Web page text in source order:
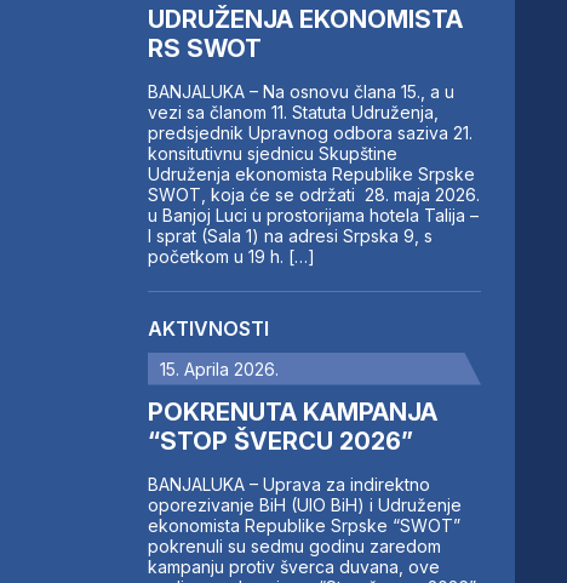
UDRUŽENJA EKONOMISTA
RS SWOT
BANJALUKA – Na osnovu člana 15., a u
vezi sa članom 11. Statuta Udruženja,
predsjednik Upravnog odbora saziva 21.
konsitutivnu sjednicu Skupštine
Udruženja ekonomista Republike Srpske
SWOT, koja će se održati 28. maja 2026.
u Banjoj Luci u prostorijama hotela Talija –
I sprat (Sala 1) na adresi Srpska 9, s
početkom u 19 h. […]
AKTIVNOSTI
15. Aprila 2026.
POKRENUTA KAMPANJA
“STOP ŠVERCU 2026”
BANJALUKA – Uprava za indirektno
oporezivanje BiH (UIO BiH) i Udruženje
ekonomista Republike Srpske “SWOT”
pokrenuli su sedmu godinu zaredom
kampanju protiv šverca duvana, ove